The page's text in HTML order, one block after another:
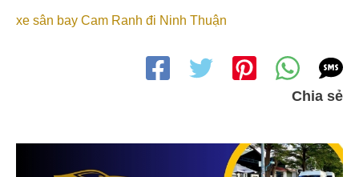
xe sân bay Cam Ranh đi Ninh Thuận
Chia sẻ